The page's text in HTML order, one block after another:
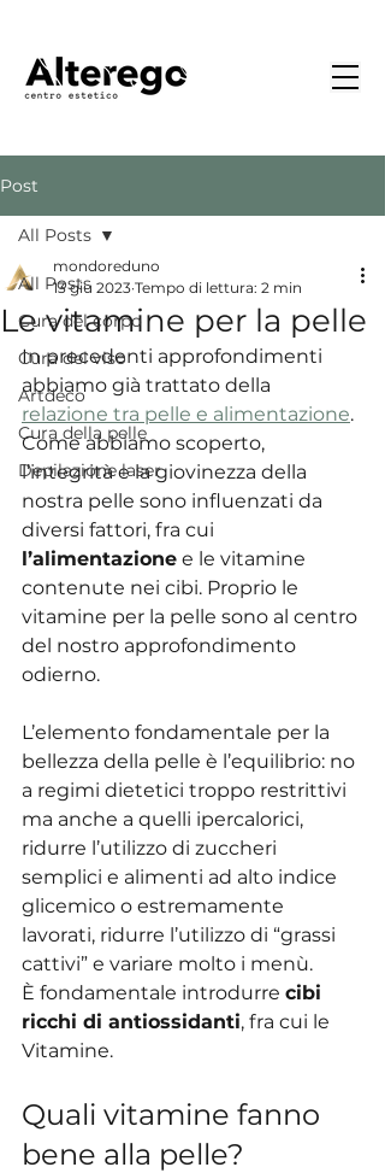
Post
All Posts
Cura del corpo
Cura del viso
Artdeco
Cura della pelle
Depilazione laser
All Posts
Le vitamine per la pelle
mondoreduno
13 giu 2023 Tempo di lettura: 2 min
In precedenti approfondimenti
abbiamo già trattato della
relazione tra pelle e alimentazione.
Come abbiamo scoperto,
l’integrità e la giovinezza della
nostra pelle sono influenzati da
diversi fattori, fra cui
l’alimentazione e le vitamine
contenute nei cibi. Proprio le
vitamine per la pelle sono al centro
del nostro approfondimento
odierno.
L’elemento fondamentale per la
bellezza della pelle è l’equilibrio: no
a regimi dietetici troppo restrittivi
ma anche a quelli ipercalorici,
ridurre l’utilizzo di zuccheri
semplici e alimenti ad alto indice
glicemico o estremamente
lavorati, ridurre l’utilizzo di “grassi
cattivi” e variare molto i menù.
È fondamentale introdurre cibi
ricchi di antiossidanti, fra cui le
Vitamine.
Quali vitamine fanno
bene alla pelle?